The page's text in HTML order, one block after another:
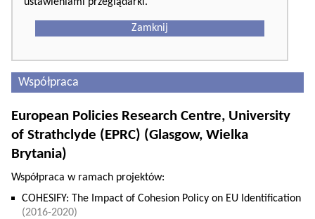
Zamknij
Współpraca
European Policies Research Centre, University
of Strathclyde (EPRC) (Glasgow, Wielka
Brytania)
Współpraca w ramach projektów:
COHESIFY: The Impact of Cohesion Policy on EU Identification
(2016-2020)